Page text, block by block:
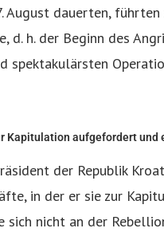
dauerten,
d. h. der Beginn des
Kapitulation aufgefordert
der Republik
in der er sie zur
sich nicht an der